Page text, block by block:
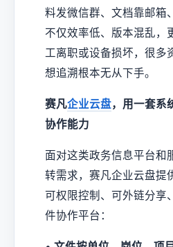
料发微信群、文档靠邮箱
不仅效率低、版本混乱，
工离职或设备损坏，很多
想追溯根本无从下手。
赛凡企业云盘，用一套系
协作能力
面对这类政务信息平台和
转需求，赛凡企业云盘提
可权限控制、可外链分享
件协作平台：